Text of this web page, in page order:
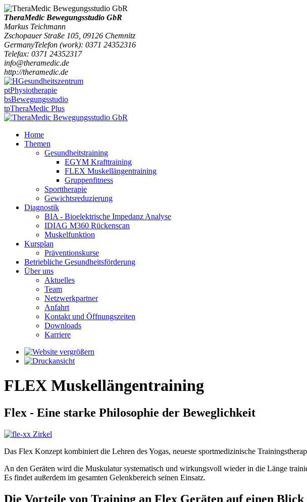
TheraMedic Bewegungsstudio GbR
Markus Teichmann
Zschopauer Straße 105 09126 Chemnitz
GermanyTelefon (work): 0371 24352316
Telefax: 0371 24352317
info@theramedic.de
http://theramedic.de
Gesundheitszentrum
ptPhysiotherapie
bsBewegungsstudio
tpTheraMedic Plus
Home
Themen
Gesundheitstraining
EGYM Krafttraining
FLEX Muskellängentraining
Gruppenfitness
Sporttherapie
Gewichtsreduzierung
Diagnostik
BIA - Bioelektrische Impedanz Analyse
IDIAG M360 Rückenscan
Muskelfunktion
Kursplan
Präventionskurse
Betriebliche Gesundheitsförderung
Über uns
Aktuelles
Team
Netzwerkpartner
Anfahrt
Kontakt und Öffnungszeiten
Downloads
Karriere
FLEX Muskellängentraining
Flex - Eine starke Philosophie der Beweglichkeit
Das Flex Konzept kombiniert die Lehren des Yogas, neueste sportmedizinische
An den Geräten wird die Muskulatur systematisch und wirkungsvoll wieder in die Länge
Es findet außerdem im gesamten Gelenkbereich seinen Einsatz.
Die Vorteile von Training an Flex Geräten auf einen Blick